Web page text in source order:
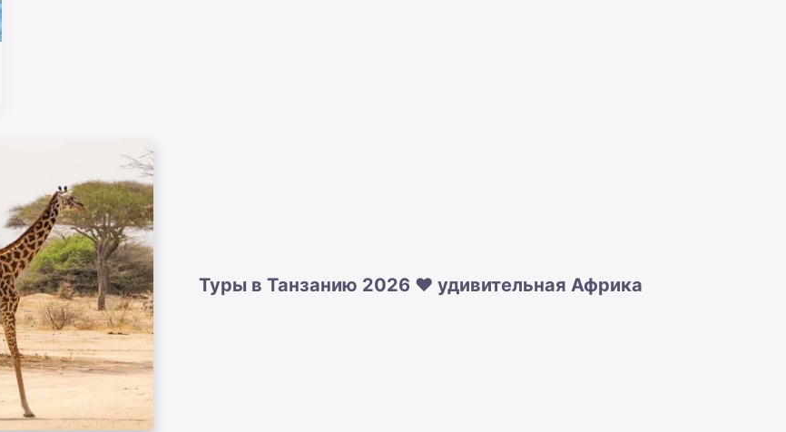
Туры в Танзанию 2026 ❤️ удивительная Африка